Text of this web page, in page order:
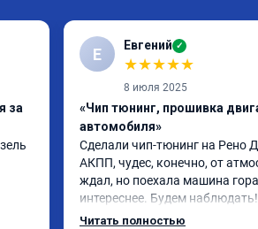
за
Е Евгений ✓
★★★★★
8 июля 2025
«Чип тюнинг, прошивка
автомобиля»
Сделали чип-тюнинг на Рено
АКПП, чудес, конечно, от
ждал, но поехала машина
интереснее. Будем
отдельное спасибо за
Читать полностью